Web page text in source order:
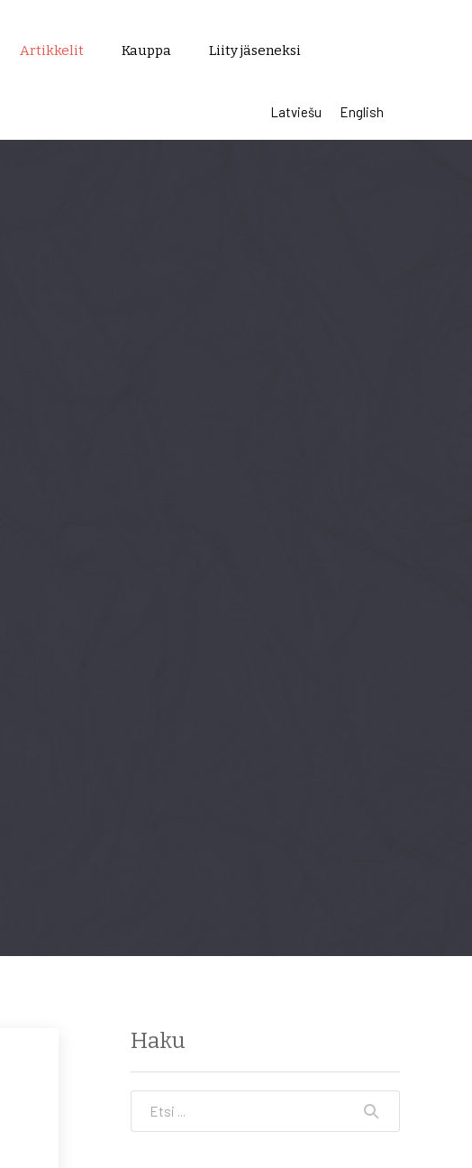
Artikkelit Kauppa Liity jäseneksi
Latviešu English
Haku
Etsi